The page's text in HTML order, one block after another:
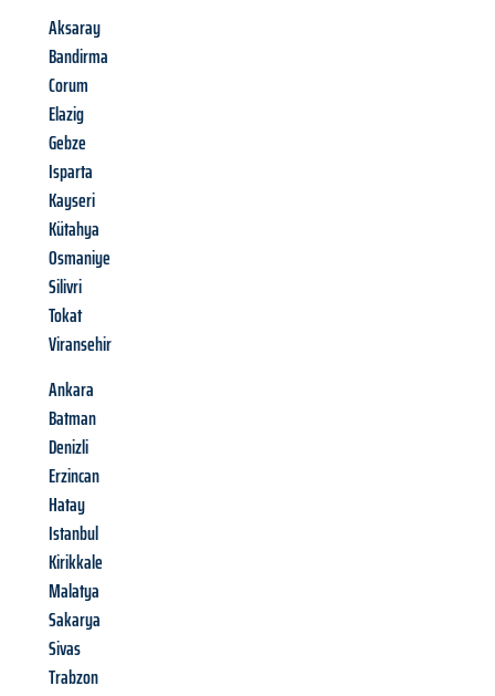
Aksaray
Bandirma
Corum
Elazig
Gebze
Isparta
Kayseri
Kütahya
Osmaniye
Silivri
Tokat
Viransehir
Ankara
Batman
Denizli
Erzincan
Hatay
Istanbul
Kirikkale
Malatya
Sakarya
Sivas
Trabzon